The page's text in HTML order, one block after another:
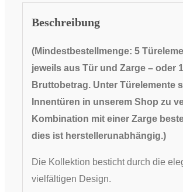
Beschreibung
(Mindestbestellmenge: 5
jeweils aus Tür und Zarge – oder
Bruttobetrag. Unter Türelemente
Innentüren in unserem Shop zu
Kombination mit einer Zarge
dies ist herstellerunabhängig.)
Die Kollektion besticht durch die
vielfältigen Design.